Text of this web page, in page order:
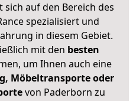
auf den Bereich des
spezialisiert und
in diesem Gebiet.
mit den besten
um Ihnen auch eine
Möbeltransporte oder
von Paderborn zu